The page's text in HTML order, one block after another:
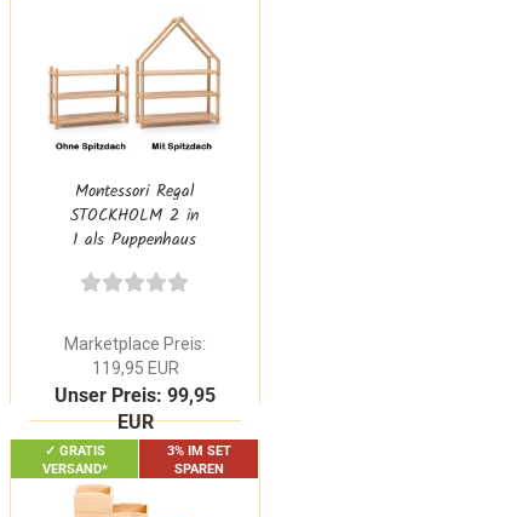
Montessori Regal
STOCKHOLM 2 in
1 als Puppenhaus
mit 3 Etagen aus
Massivholz
Marketplace Preis:
119,95 EUR
Unser Preis: 99,95
EUR
✓ GRATIS
VERSAND*
3% IM SET
SPAREN